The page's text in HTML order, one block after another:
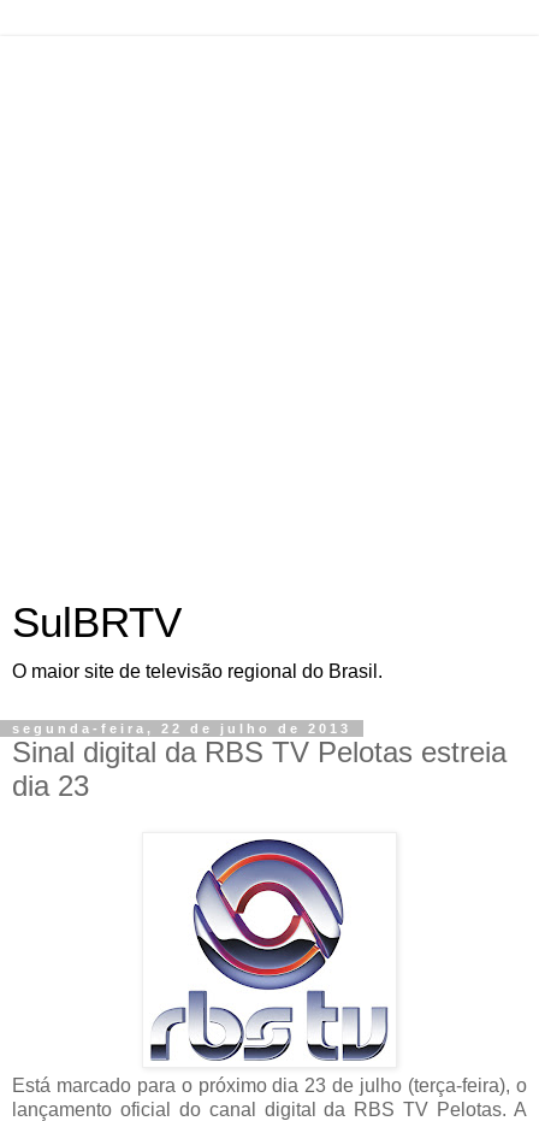
SulBRTV
O maior site de televisão regional do Brasil.
segunda-feira, 22 de julho de 2013
Sinal digital da RBS TV Pelotas estreia
dia 23
Está marcado para o próximo dia 23 de julho (terça-feira), o
lançamento oficial do canal digital da RBS TV Pelotas. A